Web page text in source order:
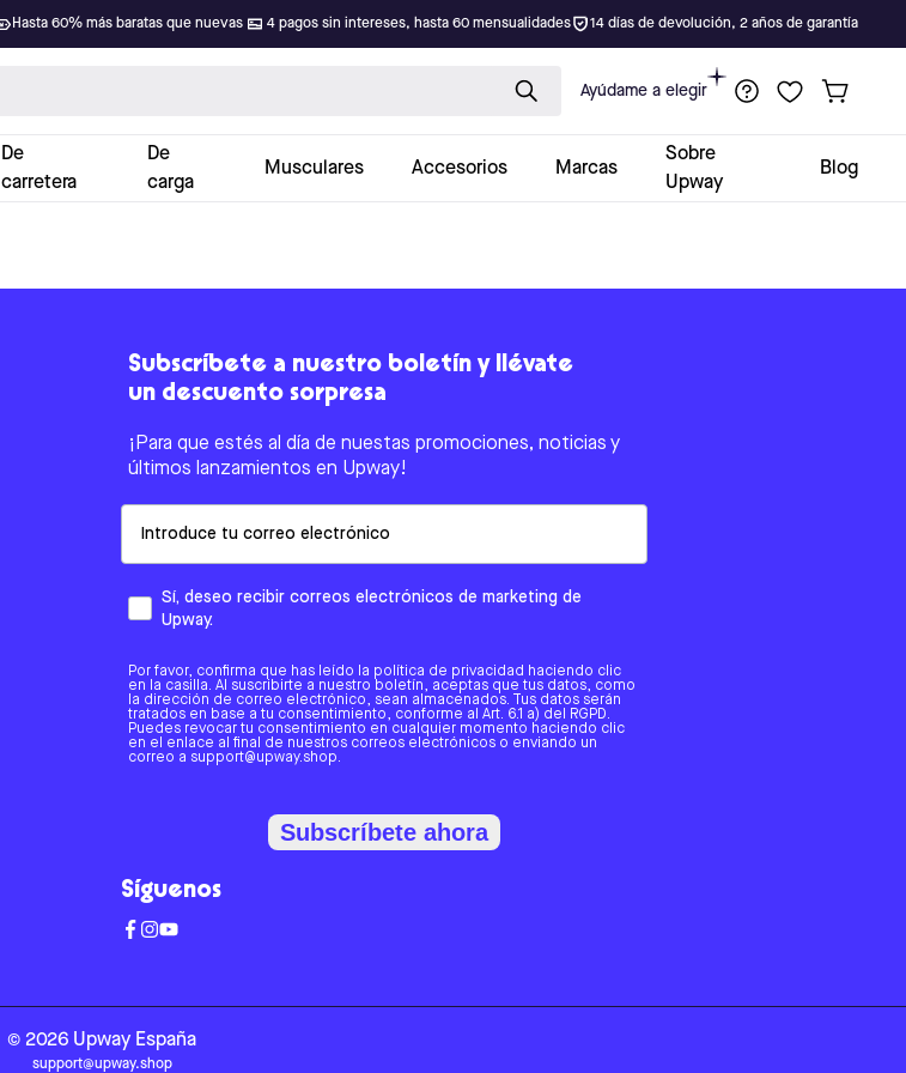
Hasta 60% más baratas que nuevas 4 pagos sin intereses, hasta 60 mensualidades 14 días de devolución, 2 años de garantía
Ayúdame a elegir
De
carretera
De
carga
Musculares Accesorios Marcas
Sobre
Upway
Blog
Subscríbete a nuestro boletín y llévate
un descuento sorpresa
¡Para que estés al día de nuestas promociones, noticias y
últimos lanzamientos en Upway!
Sí, deseo recibir correos electrónicos de marketing de
Upway.
Por favor, confirma que has leído la política de privacidad haciendo clic
en la casilla. Al suscribirte a nuestro boletín, aceptas que tus datos, como
la dirección de correo electrónico, sean almacenados. Tus datos serán
tratados en base a tu consentimiento, conforme al Art. 6.1 a) del RGPD.
Puedes revocar tu consentimiento en cualquier momento haciendo clic
en el enlace al final de nuestros correos electrónicos o enviando un
correo a support@upway.shop.
Subscríbete ahora
Síguenos
© 2026 Upway España
support@upway.shop